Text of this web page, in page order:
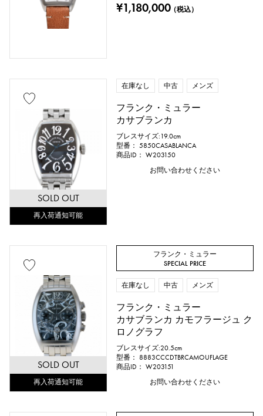
ピンクゴールド ホワイトゴールド
プラチナ レッドゴールド
ローズゴールド カーボン
セラミック
キングゴールド
エバーローズゴールド
ブラックダイヤ
その他
文字盤色
¥1,180,000（税込）
SOLD OUT
再入荷通知可能
在庫なし 中古 メンズ
フランク・ミュラー
カサブランカ
ブレスサイズ:19.0cm
型番： 5850CASABLANCA
商品ID： W203150
お問い合わせください
SOLD OUT
再入荷通知可能
フランク・ミュラー
SPECIAL PRICE
在庫なし 中古 メンズ
フランク・ミュラー
カサブランカ カモフラージュ ク
ロノグラフ
ブレスサイズ:20.5cm
型番： 8883CCCDTBRCAMOUFLAGE
商品ID： W203151
お問い合わせください